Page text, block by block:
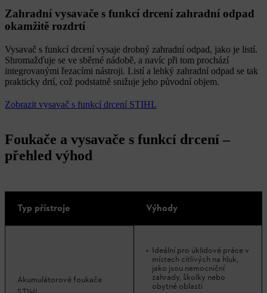
Zahradní vysavače s funkcí drcení zahradní odpad
okamžitě rozdrtí
Vysavač s funkcí drcení vysaje drobný zahradní odpad, jako je listí.
Shromažďuje se ve sběrné nádobě, a navíc při tom prochází
integrovanými řezacími nástroji. Listí a lehký zahradní odpad se tak
prakticky drtí, což podstatně snižuje jeho původní objem.
Zobrazit vysavač s funkcí drcení STIHL
Foukače a vysavače s funkcí drcení –
přehled výhod
Typ přístroje Výhody
Akumulátorové foukače
Ideální pro úklidové práce v
místech citlivých na hluk,
jako jsou nemocniční
zahrady, školky nebo
obytné oblasti